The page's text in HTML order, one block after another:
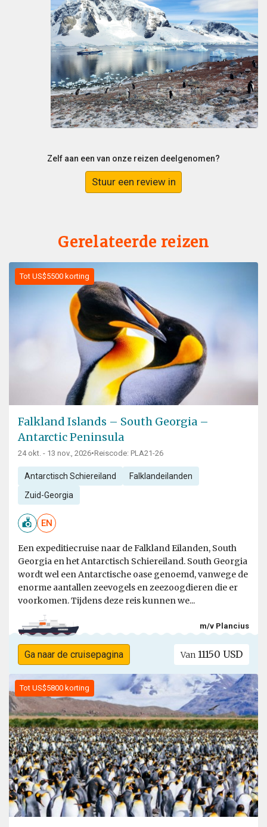
Zelf aan een van onze reizen deelgenomen?
Stuur een review in
Gerelateerde reizen
Tot US$5500 korting
Falkland Islands – South Georgia –
Antarctic Peninsula
24 okt. - 13 nov., 2026•Reiscode: PLA21-26
Antarctisch Schiereiland Falklandeilanden
Zuid-Georgia
EN
Een expeditiecruise naar de Falkland Eilanden, South
Georgia en het Antarctisch Schiereiland. South Georgia
wordt wel een Antarctische oase genoemd, vanwege de
enorme aantallen zeevogels en zeezoogdieren die er
voorkomen. Tijdens deze reis kunnen we...
m/v Plancius
Ga naar de cruisepagina Van 11150 USD
Tot US$5800 korting